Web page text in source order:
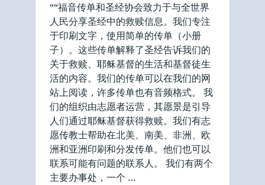
““福音传单和圣经协会致力于与全世界
人民分享圣经中的救赎信息。我们专注
于印刷文字，使用简单的传单（小册
子）。这些传单解释了圣经告诉我们的
关于救赎、耶稣基督的生活和基督徒生
活的内容。我们的传单可以在我们的网
站上阅读，许多传单也有音频格式。 我
们的组织由志愿者运营，其愿景是引导
人们通过耶稣基督获得救赎。我们有志
愿传教士帮助在北美、南美、非洲、欧
洲和亚洲印刷和分发传单。他们也可以
联系可能有问题的联系人。 我们有两个
主要办事处，一个 …